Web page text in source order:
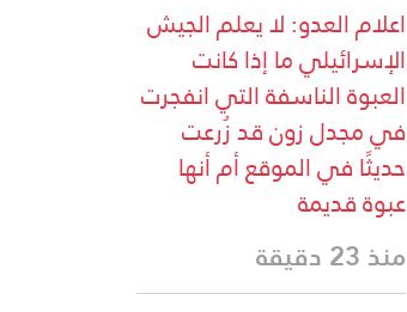
اعلام العدو: لا يعلم الجيش
الإسرائيلي ما إذا كانت
العبوة الناسفة التي انفجرت
في مجدل زون قد زُرعت
حديثًا في الموقع أم أنها
عبوة قديمة
منذ 23 دقيقة